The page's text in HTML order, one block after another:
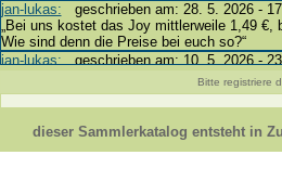
jan-lukas: geschrieben am: 28. 5. 2026 -
„Bei uns kostet das Joy mittlerweile 1,49 €,
Wie sind denn die Preise bei euch so?“
jan-lukas:geschrieben am: 10. 5. 2026 -
Bonsaipanther:geschrieben am: 10. 5.
@ Harald
https://www.ue-ei-portal-
Dein Enkel sollte zur Strafe die nächsten 3
Bitte registriere
dieser Sammlerkatalog entsteht in